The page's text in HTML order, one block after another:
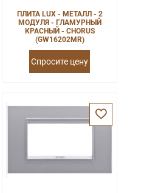
ПЛИТА LUX - МЕТАЛЛ - 2
МОДУЛЯ - ГЛАМУРНЫЙ
КРАСНЫЙ - CHORUS
(GW16202MR)
Спросите цену